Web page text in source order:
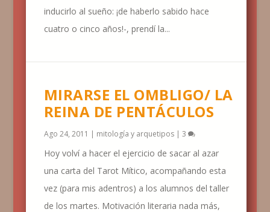
inducirlo al sueño: ¡de haberlo sabido hace
cuatro o cinco años!-, prendí la...
MIRARSE EL OMBLIGO/ LA
REINA DE PENTÁCULOS
Ago 24, 2011 | mitología y arquetipos| 3
Hoy volví a hacer el ejercicio de sacar al azar
una carta del Tarot Mítico, acompañando esta
vez (para mis adentros) a los alumnos del taller
de los martes. Motivación literaria nada más,